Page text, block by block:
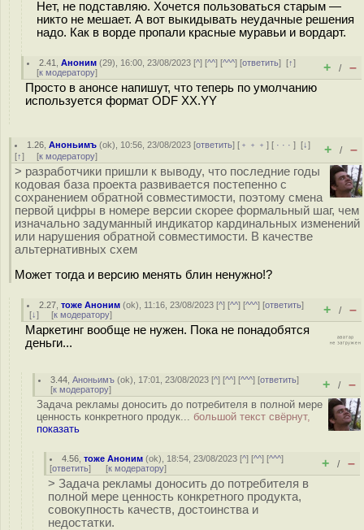
Нет, не подставляю. Хочется пользоваться старым —
никто не мешает. А вот выкидывать неудачные решения
надо. Как в ворде пропали красные муравьи и вордарт.
2.41 ,Аноним (29), 16:00, 23/08/2023 [^] [^^] [^^^] [ответить][↑]
[к модератору] + / –
Просто в анонсе напишут, что теперь по умолчанию
используется формат ODF XX.YY
1.26 ,Аноньимъ (ok), 10:56, 23/08/2023 [ответить] [ ﹢﹢﹢] [ · · ·][↓]
[↑] [к модератору] + / –
> разработчики пришли к выводу, что последние годы
кодовая база проекта развивается постепенно с
сохранением обратной совместимости, поэтому смена
первой цифры в номере версии скорее формальный шаг, чем
изначально задуманный индикатор кардинальных изменений
или нарушения обратной совместимости. В качестве
альтернативных схем
Может тогда и версию менять блин ненужно!?
2.27 ,тоже Аноним (ok), 11:16, 23/08/2023 [^] [^^] [^^^] [ответить]
[↓] [к модератору] + / –
Маркетинг вообще не нужен. Пока не понадобятся
деньги...
3.44 ,Аноньимъ (ok), 17:01, 23/08/2023 [^] [^^] [^^^] [ответить]
[к модератору] + / –
Задача рекламы доносить до потребителя в полной мере
ценность конкретного продук... большой текст свёрнут,
показать
4.56 ,тоже Аноним (ok), 18:54, 23/08/2023 [^] [^^] [^^^]
[ответить] [к модератору] + / –
> Задача рекламы доносить до потребителя в
полной мере ценность конкретного продукта,
совокупность качеств, достоинства и
недостатки.